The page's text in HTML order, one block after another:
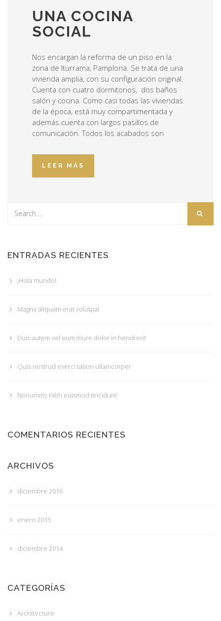
UNA COCINA
SOCIAL
Nos encargan la reforma de un piso en la
zona de Iturrama, Pamplona. Se trata de una
vivienda amplia, con su configuración original.
Cuenta con cuatro dormitorios, dos baños
salón y cocina. Como casi todas las viviendas
de la época, está muy compartimentada y
además cuenta con largos pasillos de
comunicación. Todos los acabados son
LEER MÁS
ENTRADAS RECIENTES
¡Hola mundo!
Magna aliquam erat volutpat
Duis autem vel eum iriure dolor in hendrerit
Quis nostrud exerci tation ullamcorper
Nonummy nibh euismod tincidunt
COMENTARIOS RECIENTES
ARCHIVOS
diciembre 2016
enero 2015
diciembre 2014
CATEGORÍAS
Architecture